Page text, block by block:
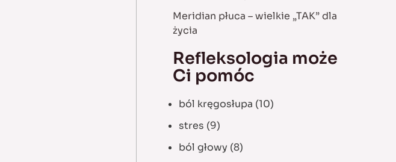
Meridian płuca – wielkie „TAK” dla
życia
Refleksologia może
Ci pomóc
ból kręgosłupa (10)
stres (9)
ból głowy (8)